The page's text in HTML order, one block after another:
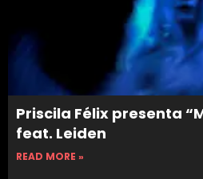
Priscila Félix presenta
feat. Leiden
READ MORE »